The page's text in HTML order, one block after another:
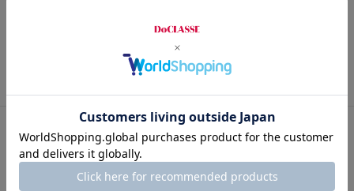
サイズ詳細 サイズガイドは こちら
サイズ バスト